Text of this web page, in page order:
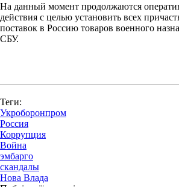
На данный момент продолжаются
действия с целью установить всех
поставок в Россию товаров военного
СБУ.
Теги:
Укроборонпром
Россия
Коррупция
Война
эмбарго
скандалы
Нова Влада